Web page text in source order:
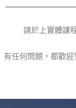
請於上實體課
有任何問題，都歡